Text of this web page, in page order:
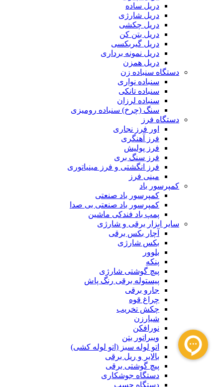
دریل ساده
دریل شارژی
دریل چکشی
دریل بتن کن
دریل گیربکسی
دریل نمونه برداری
دریل همزن
دستگاه سنباده زن
سنباده نواری
سنباده تانکی
سنباده لرزان
سنگ (چرخ) سنباده رومیزی
دستگاه فرز
اور فرز نجاری
فرز آهنگری
فرز پولیش
فرز سنگ بری
فرز انگشتی و فرز مینیاتوری
مینی فرز
کمپرسور باد
کمپرسور باد صنعتی
کمپرسور باد صنعتی بی صدا
پمپ باد فندکی ماشین
سایر ابزار برقی و شارژی
آچار بکس برقی
بکس شارژی
بلوور
پنکه
پیچ گوشتی شارژی
پیستوله برقی رنگ پاش
جارو برقی
چراغ قوه
چکش تخریب
شیارزن
نورافکن
ویبراتور بتن
اتو لوله سبز (اتو لوله کشی)
بالابر و ریل برقی
پیچ گوشتی برقی
دستگاه جوشکاری
دستگاه چسب